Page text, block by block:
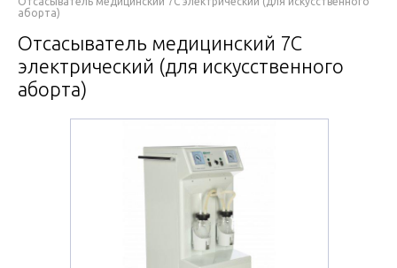
аборта)
Отсасыватель медицинский 7С
электрический (для искусственного
аборта)